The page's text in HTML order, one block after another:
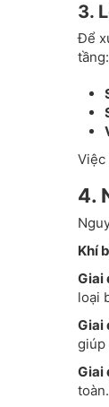
3.
Để
tầng:
Việc
4.
Khí
Giai
loại
Giai
giúp
Giai